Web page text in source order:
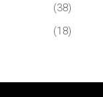
(38)
(18)